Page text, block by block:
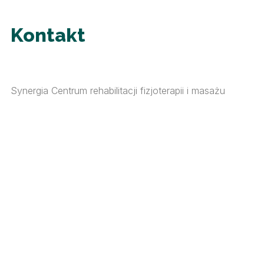
Kontakt
Synergia Centrum rehabilitacji fizjoterapii i masażu